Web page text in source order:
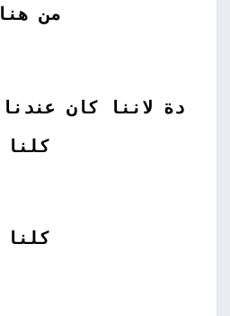
من هنا
دة لاننا كان
كلنا
كلنا